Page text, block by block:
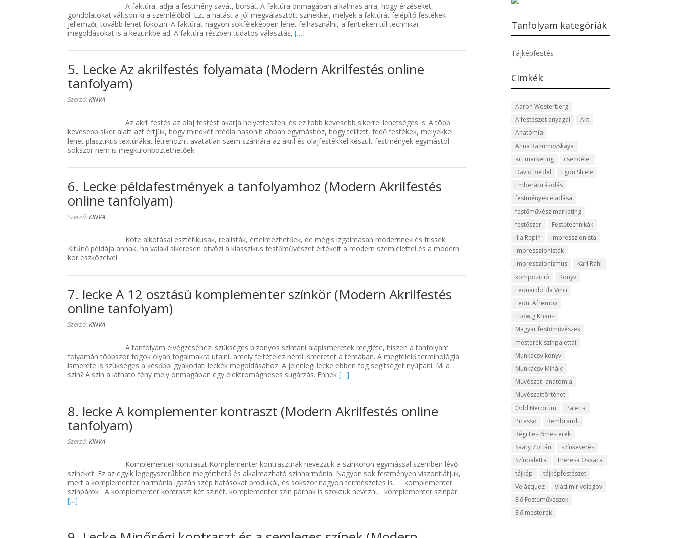
A faktúra, adja a festmény savát, borsát. A faktúra önmagában alkalmas arra, hogy érzéseket,
gondolatokat váltson ki a szemlélőből. Ezt a hatást a jól megválasztott színekkel, melyek a faktúrát felépítő festékek
jellemzői, tovább lehet fokozni. A faktúrát nagyon sokféleképpen lehet felhasználni, a fentieken túl technikai
megoldásokat is a kezünkbe ad. A faktúra részben tudatos választás,[…]
5. Lecke Az akrilfestés folyamata (Modern Akrilfestés online
tanfolyam)
Szerző:KINVA
Az akril festés az olaj festést akarja helyettesíteni és ez több kevesebb sikerrel lehetséges is. A több
kevesebb siker alatt azt értjük, hogy mindkét média hasonlít abban egymáshoz, hogy telített, fedő festékek, melyekkel
lehet plasztikus textúrákat létrehozni. avatatlan szem számára az akril és olajfestékkel készült festmények egymástól
sokszor nem is megkülönböztethetőek.
6. Lecke példafestmények a tanfolyamhoz (Modern Akrilfestés
online tanfolyam)
Szerző:KINVA
Kote alkotásai esztétikusak, realisták, értelmezhetőek, de mégis izgalmasan modernnek és frissek.
Kitűnő példája annak, ha valaki sikeresen ötvözi a klasszikus festőművészet értékeit a modern szemlélettel és a modern
kor eszközeivel.
7. lecke A 12 osztású komplementer színkör (Modern Akrilfestés
online tanfolyam)
Szerző:KINVA
A tanfolyam elvégzéséhez. szükséges bizonyos színtani alapismeretek megléte, hiszen a tanfolyam
folyamán többször fogok olyan fogalmakra utalni, amely feltételez némi ismeretet a témában. A megfelelő terminológia
ismerete is szükséges a későbbi gyakorlati leckék megoldásához. A jelenlegi lecke ebben fog segítséget nyújtani. Mi a
szín? A szín a látható fény mely önmagában egy elektromágneses sugárzás. Ennek[…]
8. lecke A komplementer kontraszt (Modern Akrilfestés online
tanfolyam)
Szerző:KINVA
Komplementer kontraszt Komplementer kontrasztnak nevezzük a színkörön egymással szemben lévő
színeket. Ez az egyik legegyszerűbben megérthető és alkalmazható színharmónia. Nagyon sok festményen viszontlátjuk,
mert a komplementer harmónia igazán szép hatásokat produkál, és sokszor nagyon természetes is. komplementer
színpárok A komplementer kontraszt két színét, komplementer szín párnak is szoktuk nevezni. komplementer színpár
[…]
Tanfolyam kategóriák
Tájképfestés
Cimkék
Aaron Westerberg
A festészet anyagai
Akt
Anatómia
Anna Razumovskaya
art marketing
csendélet
David Riedel
Egon Shiele
Emberábrázolás
festmények eladása
festőművész marketing
festőszer
Festőtechnikák
Ilja Repin
impresszionista
impresszionisták
impresszionizmus
Karl Rahl
kompozíció
Könyv
Leonardo da Vinci
Leoni Afremov
Ludwig Knaus
Magyar festőművészek
mesterek színpalettái
Munkácsy könyv
Munkácsy Mihály
Művészeti anatómia
Művészettörténet
Odd Nerdrum
Paletta
Picasso
Rembrandt
Régi Festőmesterek
Saáry Zoltán
színkeverés
Színpaletta
Theresa Oaxaca
tájkép
tájképfestészet
Velázquez
Vladimir volegov
Élő Festőművészek
Élő mesterek